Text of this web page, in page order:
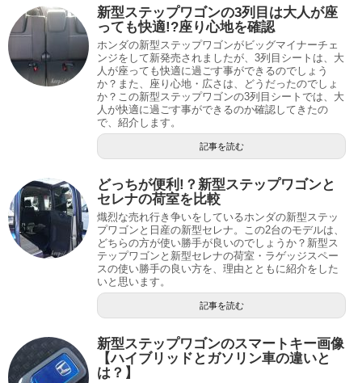
新型ステップワゴンの3列目は大人が座
っても快適!?座り心地を確認
ホンダの新型ステップワゴンがビッグマイナーチェ
ンジをして新発売されましたが、3列目シートは、大
人が座っても快適に過ごす事ができるのでしょう
か？また、座り心地・広さは、どうだったのでしょ
か？この新型ステップワゴンの3列目シートでは、大
人が快適に過ごす事ができるのか確認してきたの
で、紹介します。
記事を読む
どっちが便利!？新型ステップワゴンと
セレナの荷室を比較
熾烈な売れ行き争いをしているホンダの新型ステッ
プワゴンと日産の新型セレナ。この2台のモデルは、
どちらの方が使い勝手が良いのでしょうか？新型ス
テップワゴンと新型セレナの荷室・ラゲッジスペー
スの使い勝手の良い方を、理由とともに紹介をした
いと思います。
記事を読む
新型ステップワゴンのスマートキー画像
【ハイブリッドとガソリン車の違いと
は？】